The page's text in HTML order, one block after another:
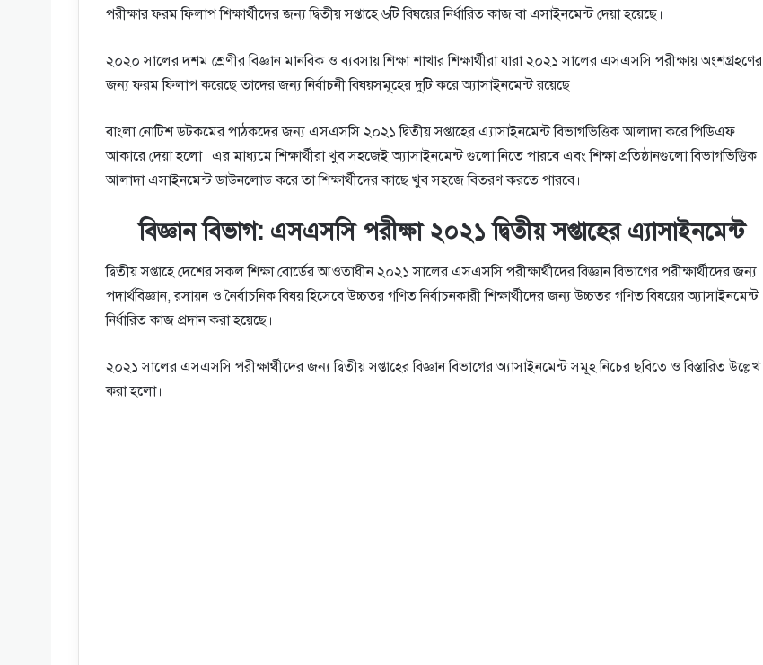
পরীক্ষার ফরম ফিলাপ শিক্ষার্থীদের জন্য দ্বিতীয় সপ্তাহে ৬টি বিষয়ের নির্ধারিত কাজ বা এসাইনমেন্ট দেয়া হয়েছে।
২০২০ সালের দশম শ্রেণীর বিজ্ঞান মানবিক ও ব্যবসায় শিক্ষা শাখার শিক্ষার্থীরা যারা ২০২১ সালের এসএসসি পরীক্ষায় অংশগ্রহণের
জন্য ফরম ফিলাপ করেছে তাদের জন্য নির্বাচনী বিষয়সমূহের দুটি করে অ্যাসাইনমেন্ট রয়েছে।
বাংলা নোটিশ ডটকমের পাঠকদের জন্য এসএসসি ২০২১ দ্বিতীয় সপ্তাহের এ্যাসাইনমেন্ট বিভাগভিত্তিক আলাদা করে পিডিএফ
আকারে দেয়া হলো। এর মাধ্যমে শিক্ষার্থীরা খুব সহজেই অ্যাসাইনমেন্ট গুলো নিতে পারবে এবং শিক্ষা প্রতিষ্ঠানগুলো বিভাগভিত্তিক
আলাদা এসাইনমেন্ট ডাউনলোড করে তা শিক্ষার্থীদের কাছে খুব সহজে বিতরণ করতে পারবে।
বিজ্ঞান বিভাগ: এসএসসি পরীক্ষা ২০২১ দ্বিতীয় সপ্তাহের এ্যাসাইনমেন্ট
দ্বিতীয় সপ্তাহে দেশের সকল শিক্ষা বোর্ডের আওতাধীন ২০২১ সালের এসএসসি পরীক্ষার্থীদের বিজ্ঞান বিভাগের পরীক্ষার্থীদের জন্য
পদার্থবিজ্ঞান, রসায়ন ও নৈর্বাচনিক বিষয় হিসেবে উচ্চতর গণিত নির্বাচনকারী শিক্ষার্থীদের জন্য উচ্চতর গণিত বিষয়ের অ্যাসাইনমেন্ট
নির্ধারিত কাজ প্রদান করা হয়েছে।
২০২১ সালের এসএসসি পরীক্ষার্থীদের জন্য দ্বিতীয় সপ্তাহের বিজ্ঞান বিভাগের অ্যাসাইনমেন্ট সমূহ নিচের ছবিতে ও বিস্তারিত উল্লেখ
করা হলো।